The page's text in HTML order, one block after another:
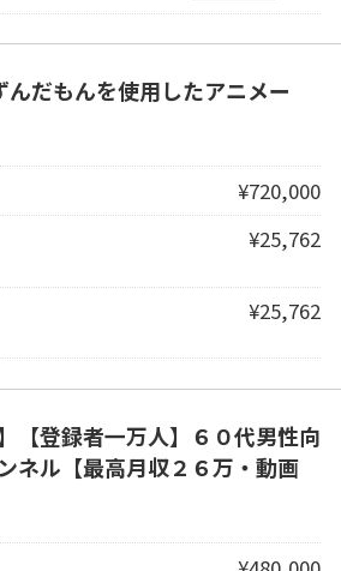
んだもんを使用したアニメー
¥720,000
¥25,762
¥25,762
【登録者一万人】６０代男性向
ネル【最高月収２６万・動画